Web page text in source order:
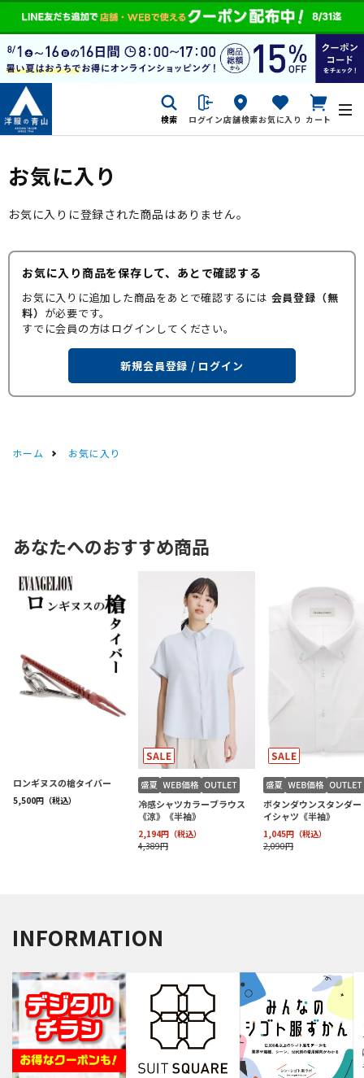
検索 ログイン店舗検索お気に入り カート
お気に入り
お気に入りに登録された商品はありません。
お気に入り商品を保存して、あとで確認する
お気に入りに追加した商品をあとで確認するには 会員登録（無
料） が必要です。
すでに会員の方はログインしてください。
新規会員登録 / ログイン
ホーム お気に入り
INFORMATION